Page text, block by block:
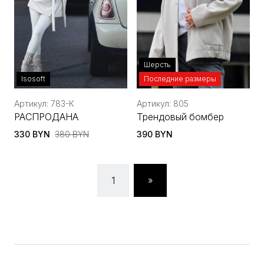
Isosoft
Артикул: 783-К
РАСПРОДАНА
330 BYN 380 BYN
Шерсть
Последние размеры
Артикул: 805
Трендовый бомбер
390 BYN
1 »